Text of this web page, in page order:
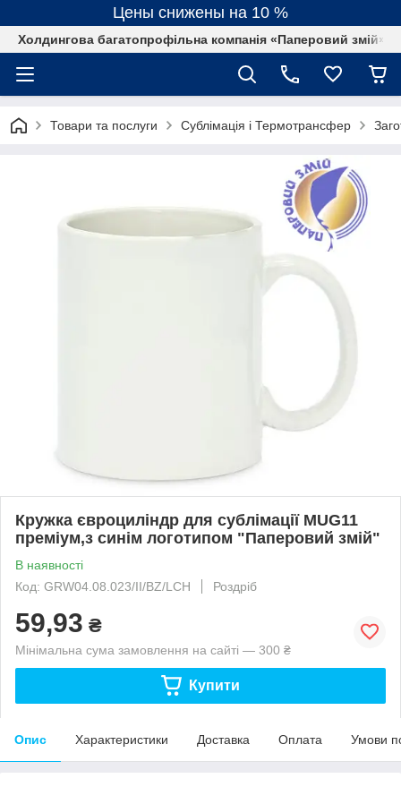
Цены снижены на 10 %
Холдингова багатопрофільна компанія «Паперовий змій»
Товари та послуги Сублімація і Термотрансфер
Кружка євроциліндр для сублімації MUG11
преміум,з синім логотипом "Паперовий змій"
В наявності
Код: GRW04.08.023/II/BZ/LCH
Роздріб
59,93 ₴
Мінімальна сума замовлення на сайті — 300 ₴
Купити
Опис Характеристики Доставка Оплата Умови